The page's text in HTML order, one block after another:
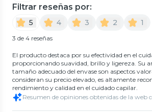
Filtrar reseñas por:
5 4 3 2 1
3 de 4 reseñas
El producto destaca por su efectividad en el
proporcionando suavidad, brillo y ligereza. Su
tamaño adecuado del envase son aspectos
consideran su precio elevado, es altamente
rendimiento y calidad en el cuidado capilar.
Resumen de opiniones obtenidas de la web